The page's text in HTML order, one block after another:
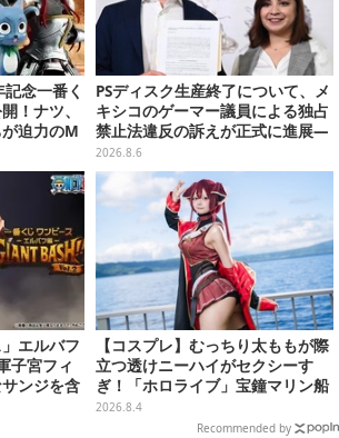
記念一番く
！ナツ、
迫力のM
PSディスク生産終了について、メ
キシコのゲーマー議員による独占
禁止法違反の訴えが正式に進展―
「テクノロジーは自由を拡大する
ために役立つべき」
2026.8.6
エルバフ
子宮フィ
ンジを含
にも注目
【コスプレ】むっちり太ももが際
立つ透けニーハイがセクシーす
ぎ！「ホロライブ」宝鐘マリン船
長が反則級の可愛いへそ出し姿で
魅せる【写真8枚】
2026.8.4
Recommended by